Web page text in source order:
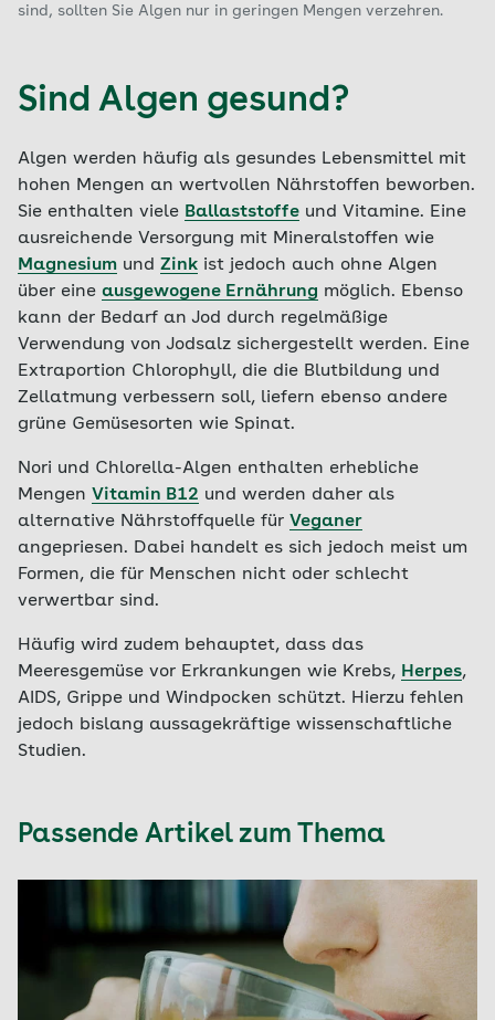
sind, sollten Sie Algen nur in geringen Mengen verzehren.
Sind Algen gesund?
Algen werden häufig als gesundes Lebensmittel mit
hohen Mengen an wertvollen Nährstoffen beworben.
Sie enthalten viele Ballaststoffe und Vitamine. Eine
ausreichende Versorgung mit Mineralstoffen wie
Magnesium und Zink ist jedoch auch ohne Algen
über eine ausgewogene Ernährung möglich. Ebenso
kann der Bedarf an Jod durch regelmäßige
Verwendung von Jodsalz sichergestellt werden. Eine
Extraportion Chlorophyll, die die Blutbildung und
Zellatmung verbessern soll, liefern ebenso andere
grüne Gemüsesorten wie Spinat.
Nori und Chlorella-Algen enthalten erhebliche
Mengen Vitamin B12 und werden daher als
alternative Nährstoffquelle für Veganer
angepriesen. Dabei handelt es sich jedoch meist um
Formen, die für Menschen nicht oder schlecht
verwertbar sind.
Häufig wird zudem behauptet, dass das
Meeresgemüse vor Erkrankungen wie Krebs, Herpes,
AIDS, Grippe und Windpocken schützt. Hierzu fehlen
jedoch bislang aussagekräftige wissenschaftliche
Studien.
Passende Artikel zum Thema